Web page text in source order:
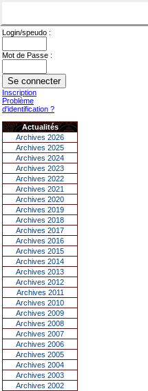
Login/speudo :
Mot de Passe :
Inscription
Problème
d'identification ?
Actualités
Archives 2026
Archives 2025
Archives 2024
Archives 2023
Archives 2022
Archives 2021
Archives 2020
Archives 2019
Archives 2018
Archives 2017
Archives 2016
Archives 2015
Archives 2014
Archives 2013
Archives 2012
Archives 2011
Archives 2010
Archives 2009
Archives 2008
Archives 2007
Archives 2006
Archives 2005
Archives 2004
Archives 2003
Archives 2002